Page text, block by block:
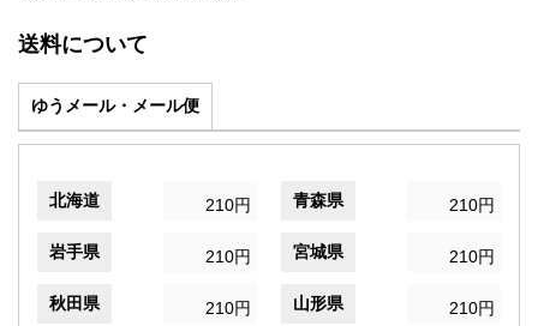
送料について
ゆうメール・メール便
北海道 210円 青森県 210円
岩手県 210円 宮城県 210円
秋田県 210円 山形県 210円